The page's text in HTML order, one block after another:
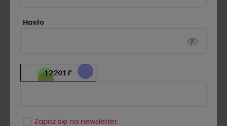
Hasło
Zapisz się na newsletter.